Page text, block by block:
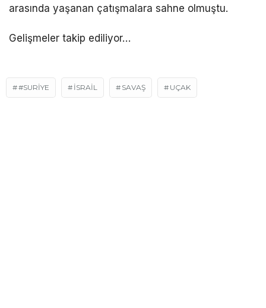
arasında yaşanan çatışmalara sahne olmuştu.
Gelişmeler takip ediliyor…
#SURIYE ISRAIL SAVAŞ UÇAK